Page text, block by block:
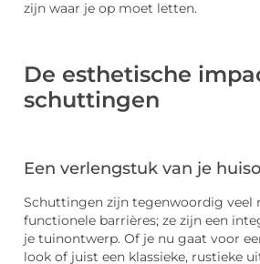
zijn waar je op moet letten.
De esthetische
schuttingen
Een verlengstuk van je
Schuttingen zijn tegenwoordig veel
functionele barrières; ze zijn een
je tuinontwerp. Of je nu gaat voor
look of juist een klassieke, rustieke